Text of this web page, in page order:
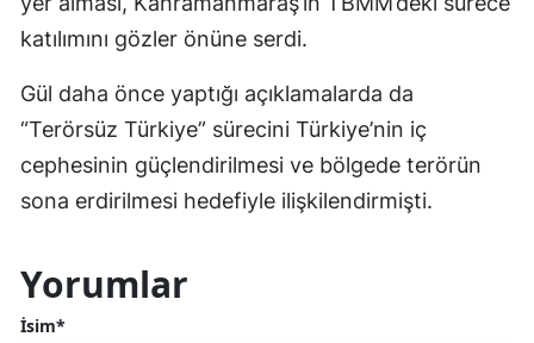
katılımını gözler önüne serdi.
Gül daha önce yaptığı açıklamalarda da
“Terörsüz Türkiye” sürecini Türkiye’nin iç
cephesinin güçlendirilmesi ve bölgede terörün
sona erdirilmesi hedefiyle ilişkilendirmişti.
Yorumlar
İsim*